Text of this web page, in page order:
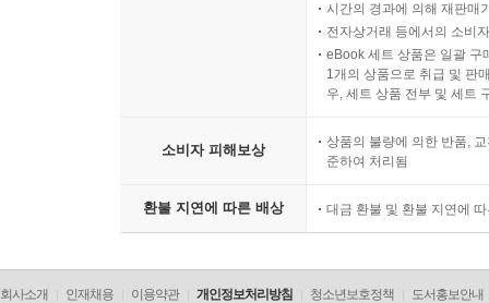
시간의 경과에 의해 재판매
전자상거래 등에서의 소비
eBook 세트 상품은 일괄 구
1개의 상품으로 취급 및 판
우, 세트 상품 전부 및 세트
소비자 피해보상
상품의 불량에 의한 반품,
준하여 처리됨
환불 지연에 따른 배상 대금 환불 및 환불 지연에
회사소개 인재채용 이용약관 개인정보처리방침 청소년보호정책 도서홍보안내